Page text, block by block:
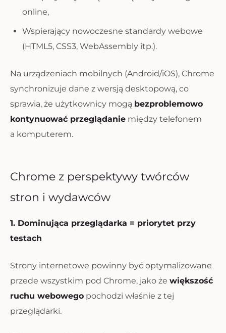
online,
Wspierający nowoczesne standardy webowe
(HTML5, CSS3, WebAssembly itp.).
Na urządzeniach mobilnych (Android/iOS), Chrome
synchronizuje dane z wersją desktopową, co
sprawia, że użytkownicy mogą bezproblemowo
kontynuować przeglądanie między telefonem
a komputerem.
Chrome z perspektywy twórców
stron i wydawców
1. Dominująca przeglądarka = priorytet przy
testach
Strony internetowe powinny być optymalizowane
przede wszystkim pod Chrome, jako że większość
ruchu webowego pochodzi właśnie z tej
przeglądarki.